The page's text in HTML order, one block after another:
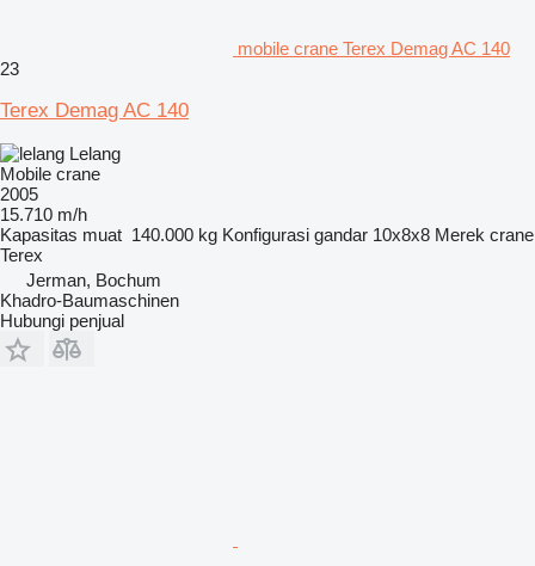
mobile crane Terex Demag AC 140
23
Terex Demag AC 140
Lelang
Mobile crane
2005
15.710 m/h
Kapasitas muat 140.000 kg Konfigurasi gandar 10x8x8 Merek crane
Terex
Jerman, Bochum
Khadro-Baumaschinen
Hubungi penjual